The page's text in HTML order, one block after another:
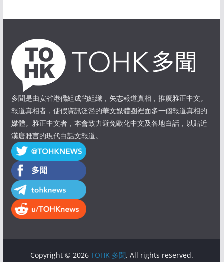
多聞是由安省港僑組成的組織，矢志報道真相，推廣雅正中文。
報道真相者，使假資訊泛濫的華文媒體圈裡面多一個報道真相的
媒體。雅正中文者，本會致力避免歐化中文及各地白話，以貼近
漢唐雅言的現代白話文報道。
Copyright © 2026 TOHK 多聞. All rights reserved.